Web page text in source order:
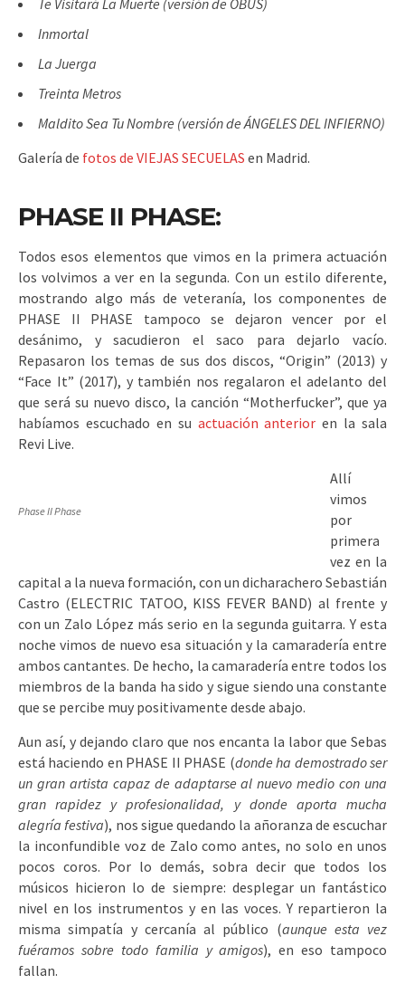
Te Visitará La Muerte (versión de OBÚS)
Inmortal
La Juerga
Treinta Metros
Maldito Sea Tu Nombre (versión de ÁNGELES DEL INFIERNO)
Galería de fotos de VIEJAS SECUELAS en Madrid.
PHASE II PHASE:
Todos esos elementos que vimos en la primera actuación
los volvimos a ver en la segunda. Con un estilo diferente,
mostrando algo más de veteranía, los componentes de
PHASE II PHASE tampoco se dejaron vencer por el
desánimo, y sacudieron el saco para dejarlo vacío.
Repasaron los temas de sus dos discos, “Origin” (2013) y
“Face It” (2017), y también nos regalaron el adelanto del
que será su nuevo disco, la canción “Motherfucker”, que ya
habíamos escuchado en su actuación anterior en la sala
Revi Live.
Phase II Phase
Allí
vimos
por
primera
vez en la
capital a la nueva formación, con un dicharachero Sebastián
Castro (ELECTRIC TATOO, KISS FEVER BAND) al frente y
con un Zalo López más serio en la segunda guitarra. Y esta
noche vimos de nuevo esa situación y la camaradería entre
ambos cantantes. De hecho, la camaradería entre todos los
miembros de la banda ha sido y sigue siendo una constante
que se percibe muy positivamente desde abajo.
Aun así, y dejando claro que nos encanta la labor que Sebas
está haciendo en PHASE II PHASE (donde ha demostrado ser
un gran artista capaz de adaptarse al nuevo medio con una
gran rapidez y profesionalidad, y donde aporta mucha
alegría festiva), nos sigue quedando la añoranza de escuchar
la inconfundible voz de Zalo como antes, no solo en unos
pocos coros. Por lo demás, sobra decir que todos los
músicos hicieron lo de siempre: desplegar un fantástico
nivel en los instrumentos y en las voces. Y repartieron la
misma simpatía y cercanía al público (aunque esta vez
fuéramos sobre todo familia y amigos), en eso tampoco
fallan.